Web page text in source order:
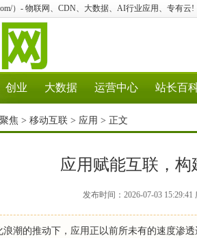
）- 物联网、CDN、大数据、AI行业应用、专有云!
创业 大数据 运营中心 站长百
焦 > 移动互联 > 应用 > 正文
应用赋能互联，
发布时间：2026-07-03
的推动下，应用正以前所未有的速度渗透